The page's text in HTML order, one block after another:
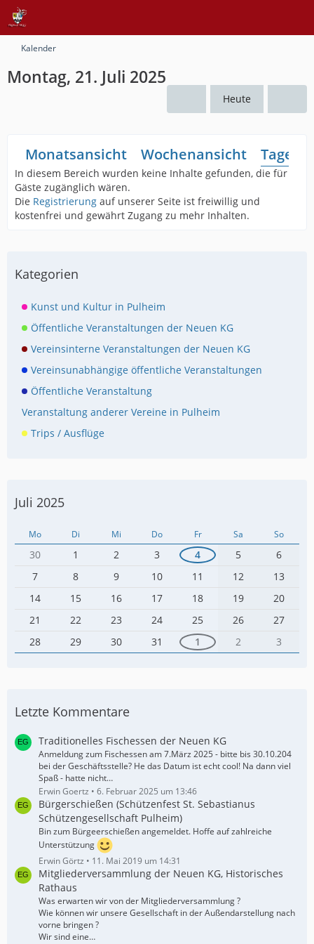
Kalender
Montag, 21. Juli 2025
Heute
Monatsansicht Wochenansicht
In diesem Bereich wurden keine Inhalte gefunden, die für
Gäste zugänglich wären.
Die Registrierung auf unserer Seite ist freiwillig und
kostenfrei und gewährt Zugang zu mehr Inhalten.
Kategorien
Kunst und Kultur in Pulheim
Öffentliche Veranstaltungen der Neuen KG
Vereinsinterne Veranstaltungen der Neuen KG
Vereinsunabhängige öffentliche Veranstaltungen
Öffentliche Veranstaltung
Veranstaltung anderer Vereine in Pulheim
Trips / Ausflüge
Juli 2025
Mo Di Mi Do Fr Sa So
30 1 2 3 4 5
6
7
8 9 10 11 12
13
14
15 16 17 18 19
20
21
22 23 24 25 26
27
28
29 30 31 1 2 3
Letzte Kommentare
Traditionelles Fischessen der Neuen KG
Anmeldung zum Fischessen am 7.März 2025 - bitte bis 30.10.204
bei der Geschäftsstelle? He das Datum ist echt cool! Na dann viel
Spaß - hatte nicht…
Erwin Goertz
6. Februar 2025 um 13:46
Bürgerschießen (Schützenfest St. Sebastianus
Schützengesellschaft Pulheim)
Bin zum Bürgeerschießen angemeldet. Hoffe auf zahlreiche
Unterstützung
Erwin Görtz
11. Mai 2019 um 14:31
Mitgliederversammlung der Neuen KG, Historisches
Rathaus
Was erwarten wir von der Mitgliederversammlung ?
Wie können wir unsere Gesellschaft in der Außendarstellung nach
vorne bringen ?
Wir sind eine…